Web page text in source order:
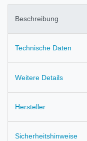
Beschreibung
Technische Daten
Weitere Details
Hersteller
Sicherheitshinweise